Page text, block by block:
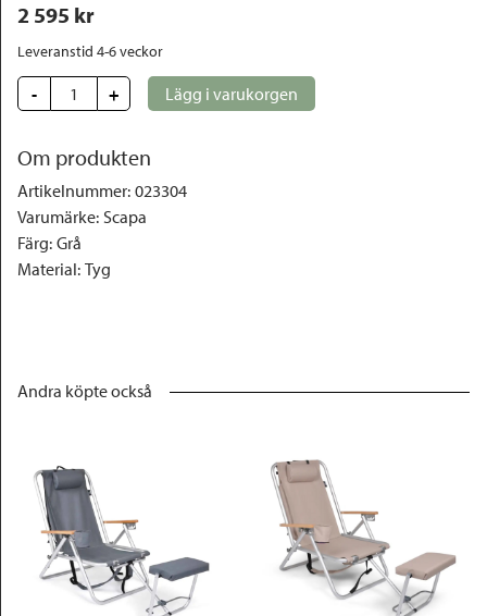
2 595 kr
Leveranstid 4-6 veckor
- + Lägg i varukorgen
Om produkten
Artikelnummer: 023304
Varumärke: Scapa
Färg: Grå
Material: Tyg
Andra köpte också